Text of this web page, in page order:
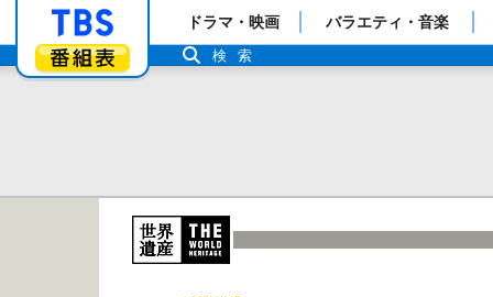
「TBSテレビ」トップページ
番組表
ドラマ・映画 バラエティ・音楽
検索